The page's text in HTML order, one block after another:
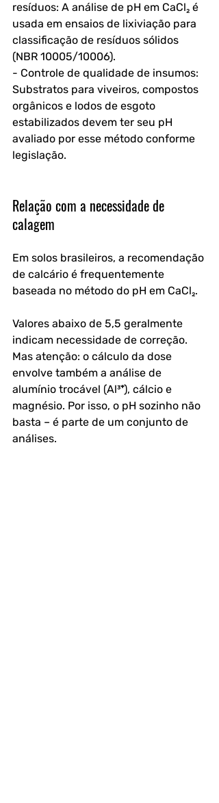
resíduos: A análise de pH em CaCl₂ é
usada em ensaios de lixiviação para
classificação de resíduos sólidos
(NBR 10005/10006).
- Controle de qualidade de insumos:
Substratos para viveiros, compostos
orgânicos e lodos de esgoto
estabilizados devem ter seu pH
avaliado por esse método conforme
legislação.
Relação com a necessidade de
calagem
Em solos brasileiros, a recomendação
de calcário é frequentemente
baseada no método do pH em CaCl₂.
Valores abaixo de 5,5 geralmente
indicam necessidade de correção.
Mas atenção: o cálculo da dose
envolve também a análise de
alumínio trocável (Al³⁺), cálcio e
magnésio. Por isso, o pH sozinho não
basta – é parte de um conjunto de
análises.